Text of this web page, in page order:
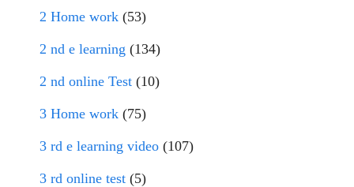
2 Home work (53)
2 nd e learning (134)
2 nd online Test (10)
3 Home work (75)
3 rd e learning video (107)
3 rd online test (5)